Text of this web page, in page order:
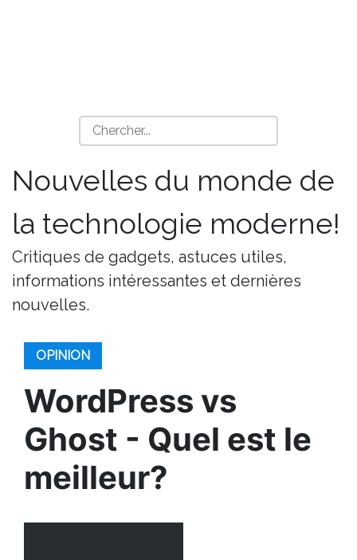
Nouvelles du monde de
la technologie moderne!
Critiques de gadgets, astuces utiles,
informations intéressantes et dernières
nouvelles.
OPINION
WordPress vs
Ghost - Quel est le
meilleur?